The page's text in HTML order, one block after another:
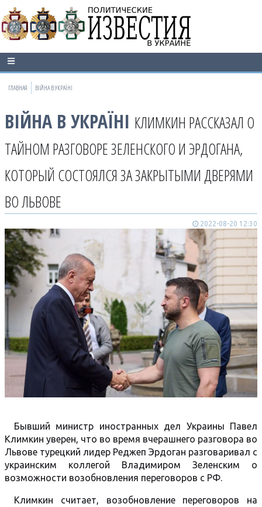
ГЛАВНАЯ ВІЙНА В УКРАЇНІ
ВІЙНА В УКРАЇНІ КЛИМКИН РАССКАЗАЛ О
ТАЙНОМ РАЗГОВОРЕ ЗЕЛЕНСКОГО И ЭРДОГАНА,
КОТОРЫЙ СОСТОЯЛСЯ ЗА ЗАКРЫТЫМИ ДВЕРЯМИ
ВО ЛЬВОВЕ
2022-08-20 12:30
Бывший министр иностранных дел Украины Павел
Климкин уверен, что во время вчерашнего разговора во
Львове турецкий лидер Реджеп Эрдоган разговаривал с
украинским коллегой Владимиром Зеленским о
возможности возобновления переговоров с РФ.
Климкин считает, возобновление переговоров на